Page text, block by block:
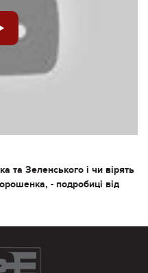
та Зеленського і чи вірять
- подробиці від